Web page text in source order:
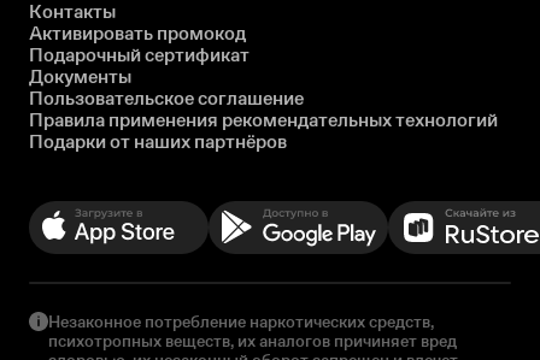
Контакты
Активировать промокод
Подарочный сертификат
Документы
Пользовательское соглашение
Правила применения рекомендательных технологий
Подарки от наших партнёров
Незаконное потребление наркотических средств,
психотропных веществ, их аналогов причиняет вред